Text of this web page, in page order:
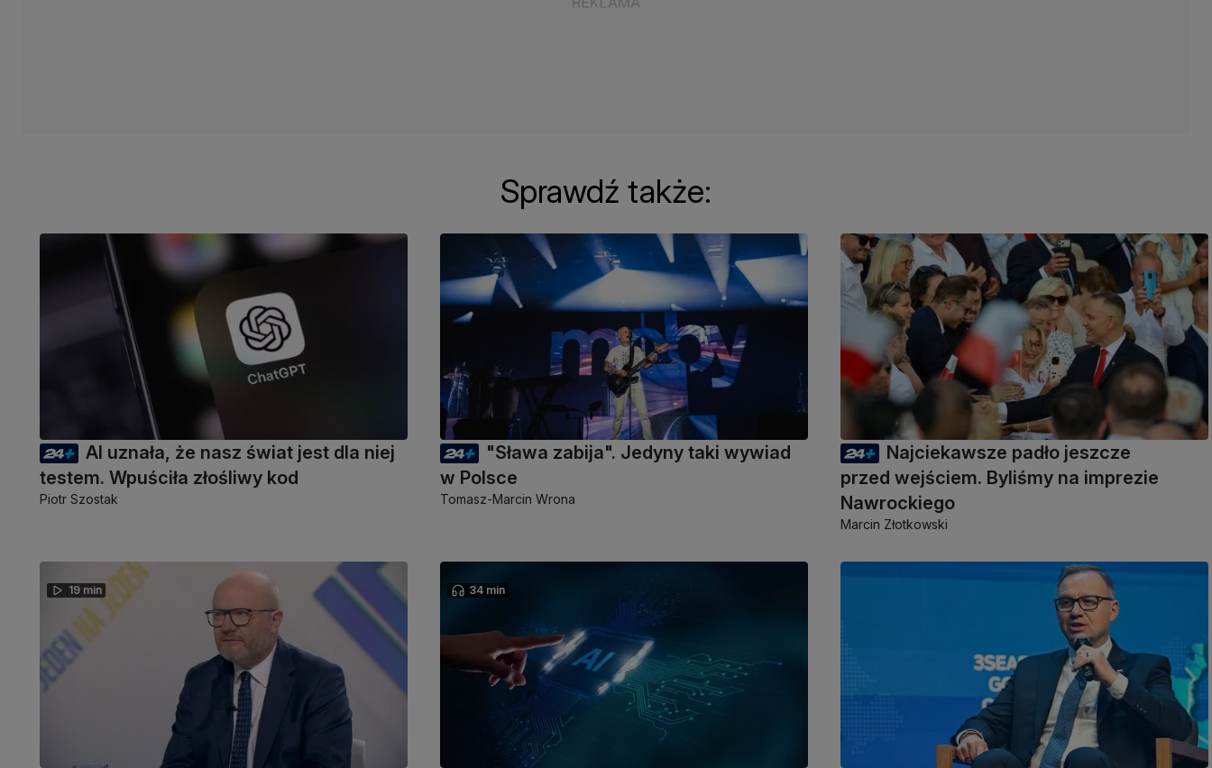
Sprawdź także:
AI uznała, że nasz świat jest dla niej
testem. Wpuściła złośliwy kod
Piotr Szostak
"Sława zabija". Jedyny taki wywiad
w Polsce
Tomasz-Marcin Wrona
Najciekawsze padło jeszcze
przed wejściem. Byliśmy na imprezie
Nawrockiego
Marcin Złotkowski
19 min 34 min